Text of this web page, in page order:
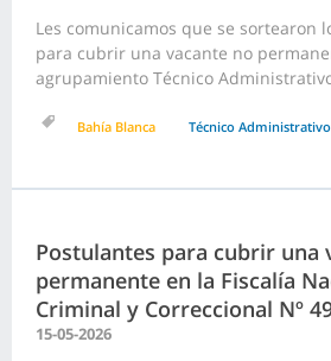
Les comunicamos que se sortearon
para cubrir una vacante no
agrupamiento Técnico
Bahía Blanca Técnico Administrativo
Postulantes para cubrir una
permanente en la Fiscalía
Criminal y Correccional Nº
15-05-2026